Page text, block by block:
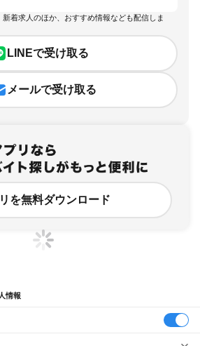
新着求人のほか、おすすめ情報なども配信しま
LINEで受け取る
メールで受け取る
を無料ダウンロード
情報